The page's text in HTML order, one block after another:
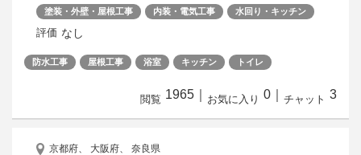
塗装・外壁・屋根工事 内装・電気工事 水回り・キッチン
評価 なし
防水工事 屋根工事 浴室 キッチン トイレ
閲覧 1965 お気に入り 0 チャット 3
京都府、 大阪府、 奈良県